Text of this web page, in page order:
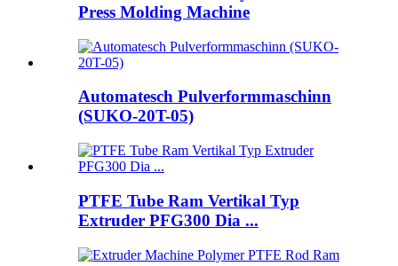
Press Molding Machine
Automatesch Pulverformmaschinn
(SUKO-20T-05)
PTFE Tube Ram Vertikal Typ
Extruder PFG300 Dia ...